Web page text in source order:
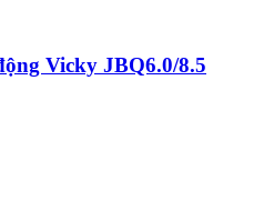
Vicky JBQ6.0/8.5